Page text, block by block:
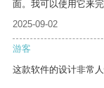
面。我可以使用它来
2025-09-02
游客
这款软件的设计非常